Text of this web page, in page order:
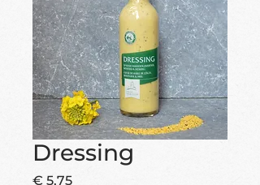
Dressing
€ 5,75Prijs